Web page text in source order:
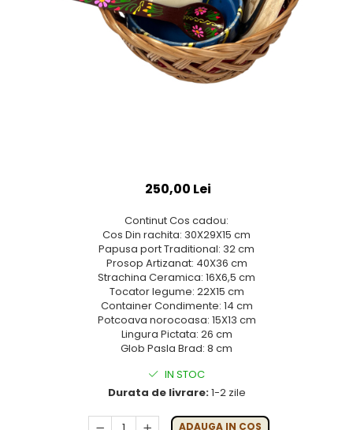
250,00 Lei
Continut Cos cadou:
Cos Din rachita: 30X29X15 cm
Papusa port Traditional: 32 cm
Prosop Artizanat: 40X36 cm
Strachina Ceramica: 16X6,5 cm
Tocator legume: 22X15 cm
Container Condimente: 14 cm
Potcoava norocoasa: 15X13 cm
Lingura Pictata: 26 cm
Glob Pasla Brad: 8 cm
IN STOC
Durata de livrare:1-2 zile
ADAUGA IN COS